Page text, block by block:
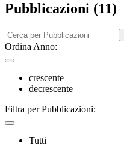
Pubblicazioni (11)
Ordina Anno:
crescente
decrescente
Filtra per Pubblicazioni:
Tutti